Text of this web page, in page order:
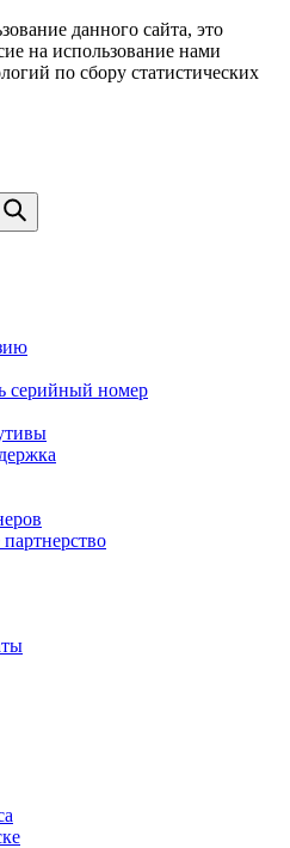
данного сайта, это
на использование нами
по сбору статистических
серийный номер